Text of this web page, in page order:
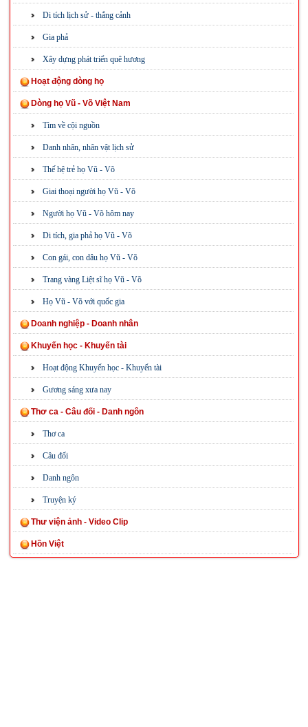
Di tích lịch sử - thắng cảnh
Gia phả
Xây dựng phát triển quê hương
Hoạt động dòng họ
Dòng họ Vũ - Võ Việt Nam
Tìm về cội nguồn
Danh nhân, nhân vật lịch sử
Thế hệ trẻ họ Vũ - Võ
Giai thoại người họ Vũ - Võ
Người họ Vũ - Võ hôm nay
Di tích, gia phả họ Vũ - Võ
Con gái, con dâu họ Vũ - Võ
Trang vàng Liệt sĩ họ Vũ - Võ
Họ Vũ - Võ với quốc gia
Doanh nghiệp - Doanh nhân
Khuyến học - Khuyến tài
Hoạt động Khuyến học - Khuyến tài
Gương sáng xưa nay
Thơ ca - Câu đối - Danh ngôn
Thơ ca
Câu đối
Danh ngôn
Truyện ký
Thư viện ảnh - Video Clip
Hồn Việt